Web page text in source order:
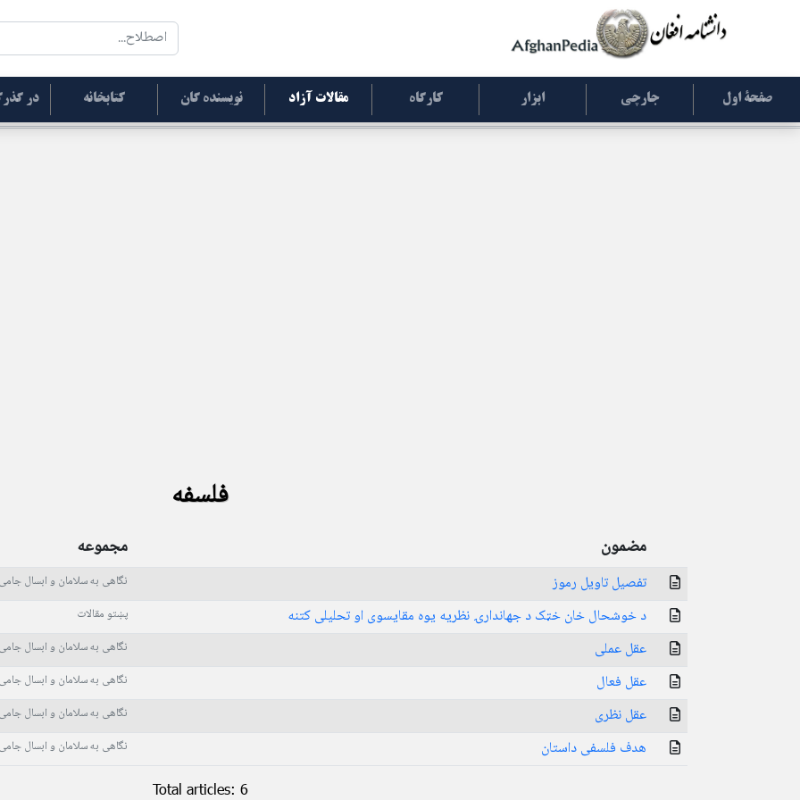
صفحۀ اول جارچی ابزار کارگاه مقالات آزاد نویسنده گان کتابخانه در
فلسفه
مضمون مجموعه
تفصیل تاویل رموز نگاهی به سلامان و ابسال جامی
د خوشحال خان خټک د جهاندارۍ نظریه یوه مقایسوی او تحلیلی کتنه پښتو مقالات
عقل عملی نگاهی به سلامان و ابسال جامی
عقل فعال نگاهی به سلامان و ابسال جامی
عقل نظری نگاهی به سلامان و ابسال جامی
هدف فلسفی داستان نگاهی به سلامان و ابسال جامی
Total articles: 6